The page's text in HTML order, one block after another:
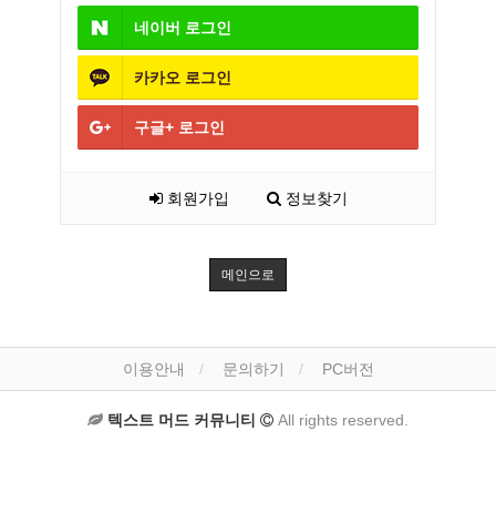
네이버 로그인
카카오 로그인
구글+ 로그인
회원가입 정보찾기
메인으로
이용안내 문의하기 PC버전
텍스트 머드 커뮤니티 All rights reserved.